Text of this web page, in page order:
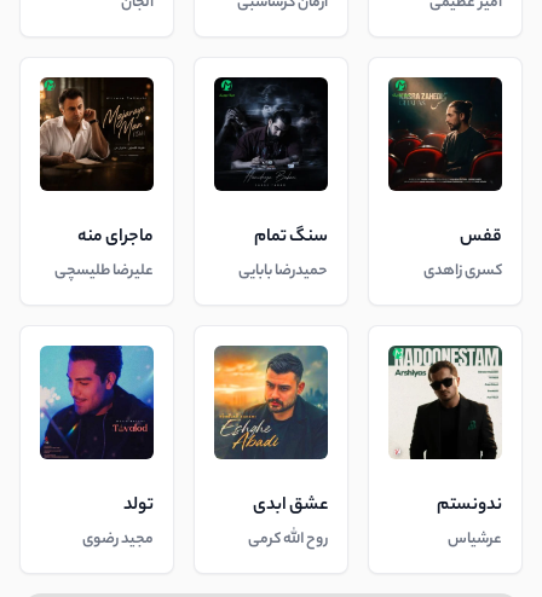
قفس
کسری زاهدی
سنگ تمام
حمیدرضا بابایی
ماجرای منه
علیرضا طلیسچی
ندونستم
عرشیاس
عشق ابدی
روح الله کرمی
تولد
مجید رضوی